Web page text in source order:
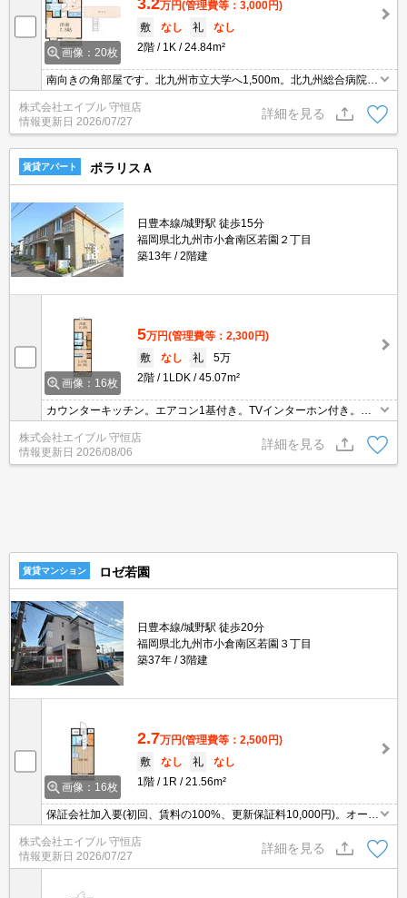
画像：20枚
3.2万円(管理費等：3,000円)
敷
なし 礼
なし
2階
1K 24.84m²
南向きの角部屋です。北九州市立大学へ1,500m。北九州総合病院へ
1,150m。敷金・礼金なし。脱衣所付き。ロフトに注目。スーパーが
近く(170m)買物便利。
株式会社エイブル 守恒店
情報更新日 2026/07/27
詳細を見る
賃貸アパート ポラリスＡ
日豊本線/城野駅 徒歩15分
福岡県北九州市小倉南区若園２丁目
築13年
2階建
画像：16枚
5万円(管理費等：2,300円)
敷
なし 礼
5万
2階
1LDK 45.07m²
カウンターキッチン。エアコン1基付き。TVインターホン付き。追
焚給湯。鍵交換代3,300円。退室時清掃料60,000円。
株式会社エイブル 守恒店
情報更新日 2026/08/06
詳細を見る
賃貸マンション ロゼ若園
日豊本線/城野駅 徒歩20分
福岡県北九州市小倉南区若園３丁目
築37年
3階建
画像：16枚
2.7万円(管理費等：2,500円)
敷
なし 礼
なし
1階
1R 21.56m²
保証会社加入要(初回、賃料の100%、更新保証料10,000円)。オート
ロック。IHクッキングヒーターでお手入れ簡単。
株式会社エイブル 守恒店
情報更新日 2026/07/27
詳細を見る